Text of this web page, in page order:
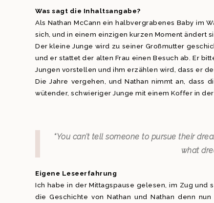
Was sagt die Inhaltsangabe?
Als Nathan McCann ein halbvergrabenes Baby im
sich, und in einem einzigen kurzen Moment ändert
Der kleine Junge wird zu seiner Großmutter
und er stattet der alten Frau einen Besuch ab. Er
Jungen vorstellen und ihm erzählen wird, dass er
Die Jahre vergehen, und Nathan nimmt an, dass
wütender, schwieriger Junge mit einem Koffer in der
“You can’t tell someone to pursue their
what
Eigene Leseerfahrung
Ich habe in der Mittagspause gelesen, im Zug und
die Geschichte von Nathan und Nathan denn